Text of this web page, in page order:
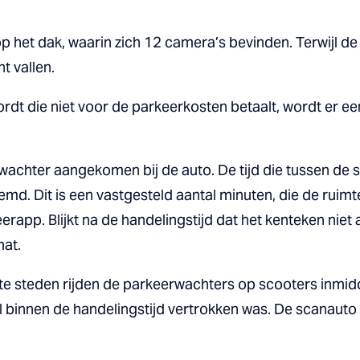
het dak, waarin zich 12 camera’s bevinden. Terwijl
vallen.
die niet voor de parkeerkosten betaalt, wordt er
aangekomen bij de auto. De tijd die tussen de
Dit is een vastgesteld aantal minuten, die de
Blijkt na de handelingstijd dat het kenteken niet
steden rijden de parkeerwachters op scooters
de handelingstijd vertrokken was. De